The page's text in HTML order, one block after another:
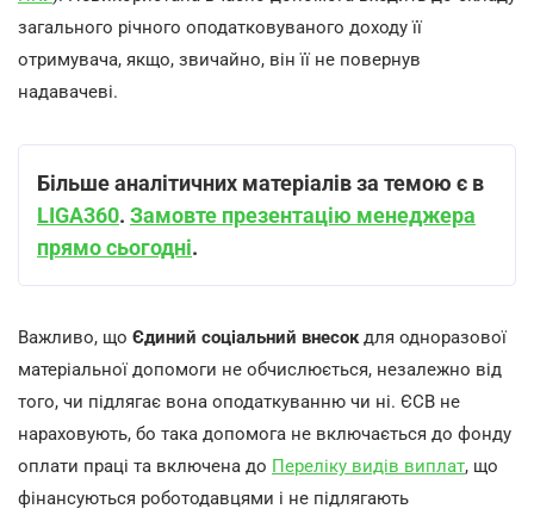
загального річного оподатковуваного доходу її
отримувача, якщо, звичайно, він її не повернув
надавачеві.
Більше аналітичних матеріалів за темою є в
LIGA360. Замовте презентацію менеджера
прямо сьогодні.
Важливо, що Єдиний соціальний внесокдля одноразової
матеріальної допомоги не обчислюється, незалежно від
того, чи підлягає вона оподаткуванню чи ні. ЄСВ не
нараховують, бо така допомога не включається до фонду
оплати праці та включена до Переліку видів виплат, що
фінансуються роботодавцями і не підлягають